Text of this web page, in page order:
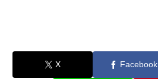
X Facebook